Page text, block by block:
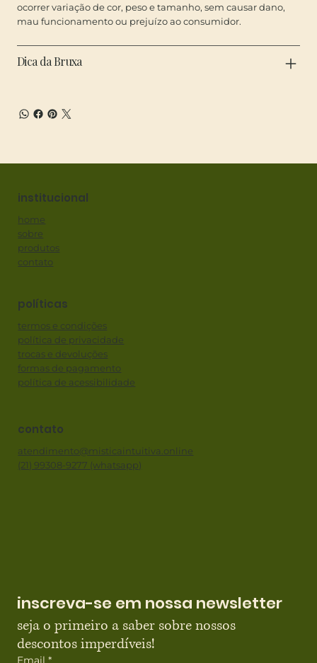
ocorrer variação de cor, peso e tamanho, sem causar dano,
mau funcionamento ou prejuízo ao consumidor.
Dica da Bruxa
institucional
home
sobre
produtos
contato
políticas
termos e condições
política de privacidade
trocas e devoluções
formas de pagamento
política de acessibilidade
contato
atendimento@misticaintuitiva.online
(21) 99308-9277 (whatsapp)
inscreva-se em nossa newsletter
seja o primeiro a saber sobre nossos
descontos imperdíveis!
Email *